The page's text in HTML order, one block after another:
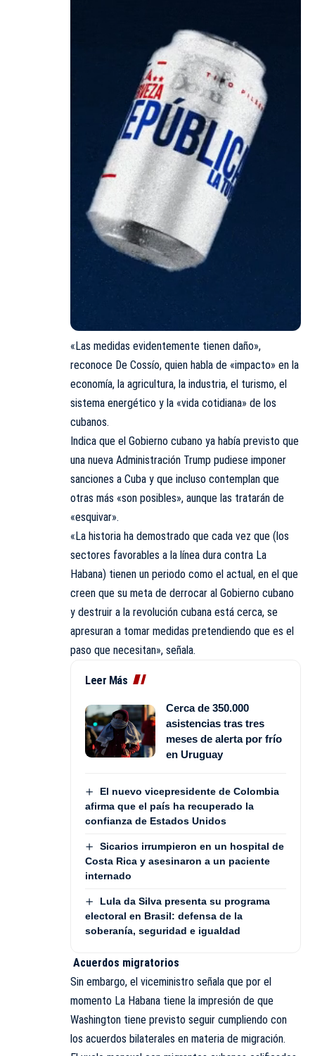
«Las medidas evidentemente tienen daño»,
reconoce De Cossío, quien habla de «impacto» en la
economía, la agricultura, la industria, el turismo, el
sistema energético y la «vida cotidiana» de los
cubanos.
Indica que el Gobierno cubano ya había previsto que
una nueva Administración Trump pudiese imponer
sanciones a Cuba y que incluso contemplan que
otras más «son posibles», aunque las tratarán de
«esquivar».
«La historia ha demostrado que cada vez que (los
sectores favorables a la línea dura contra La
Habana) tienen un periodo como el actual, en el que
creen que su meta de derrocar al Gobierno cubano
y destruir a la revolución cubana está cerca, se
apresuran a tomar medidas pretendiendo que es el
paso que necesitan», señala.
Leer Más
Cerca de 350.000
asistencias tras tres
meses de alerta por frío
en Uruguay
El nuevo vicepresidente de Colombia
afirma que el país ha recuperado la
confianza de Estados Unidos
Sicarios irrumpieron en un hospital de
Costa Rica y asesinaron a un paciente
internado
Lula da Silva presenta su programa
electoral en Brasil: defensa de la
soberanía, seguridad e igualdad
Acuerdos migratorios
Sin embargo, el viceministro señala que por el
momento La Habana tiene la impresión de que
Washington tiene previsto seguir cumpliendo con
los acuerdos bilaterales en materia de migración.